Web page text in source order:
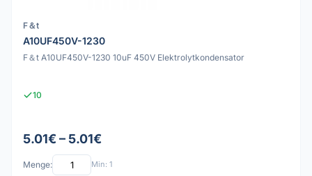
F＆t
A10UF450V-1230
F＆t A10UF450V-1230 10uF 450V Elektrolytkondensator
10
5.01€ – 5.01€
Menge: Min: 1